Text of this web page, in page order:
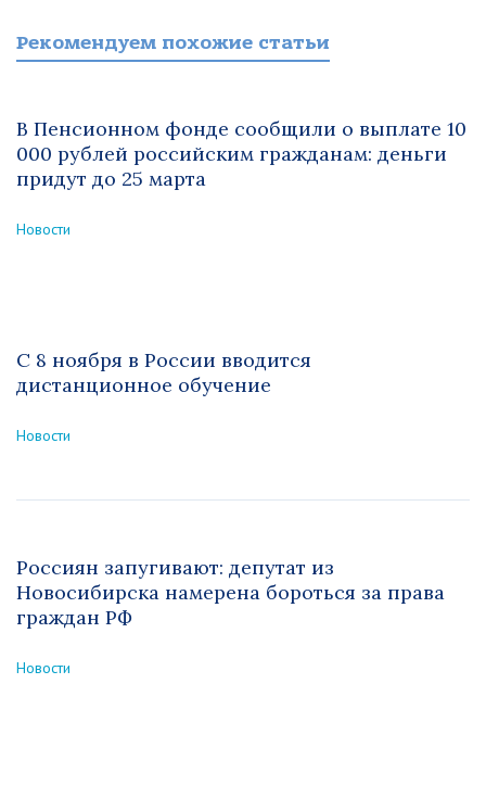
Рекомендуем похожие статьи
В Пенсионном фонде сообщили о выплате 10
000 рублей российским гражданам: деньги
придут до 25 марта
Новости
С 8 ноября в России вводится
дистанционное обучение
Новости
Россиян запугивают: депутат из
Новосибирска намерена бороться за права
граждан РФ
Новости